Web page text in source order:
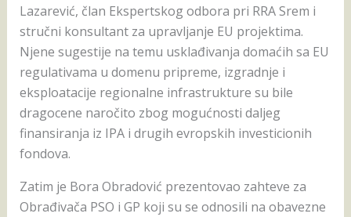
Lazarević, član Ekspertskog odbora pri RRA Srem i
stručni konsultant za upravljanje EU projektima.
Njene sugestije na temu usklađivanja domaćih sa EU
regulativama u domenu pripreme, izgradnje i
eksploatacije regionalne infrastrukture su bile
dragocene naročito zbog mogućnosti daljeg
finansiranja iz IPA i drugih evropskih investicionih
fondova.
Zatim je Bora Obradović prezentovao zahteve za
Obrađivača PSO i GP koji su se odnosili na obavezne